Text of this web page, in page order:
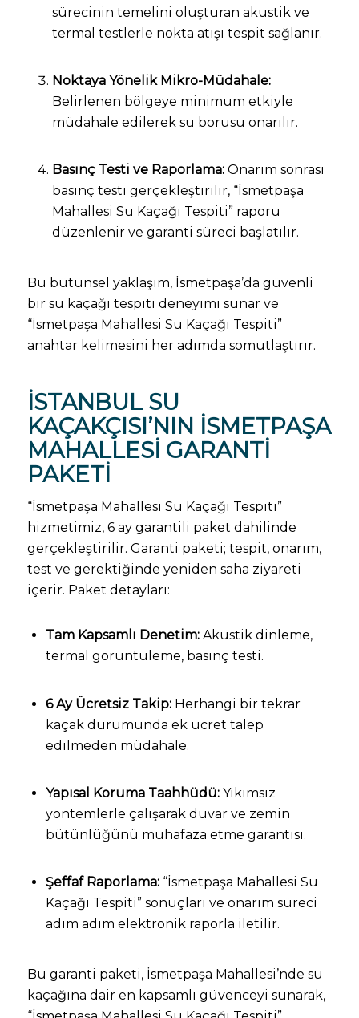
sürecinin temelini oluşturan akustik ve
termal testlerle nokta atışı tespit sağlanır.
Noktaya Yönelik Mikro-Müdahale:
Belirlenen bölgeye minimum etkiyle
müdahale edilerek su borusu onarılır.
Basınç Testi ve Raporlama:Onarım sonrası
basınç testi gerçekleştirilir, “İsmetpaşa
Mahallesi Su Kaçağı Tespiti” raporu
düzenlenir ve garanti süreci başlatılır.
Bu bütünsel yaklaşım, İsmetpaşa’da güvenli
bir su kaçağı tespiti deneyimi sunar ve
“İsmetpaşa Mahallesi Su Kaçağı Tespiti”
anahtar kelimesini her adımda somutlaştırır.
İSTANBUL SU
KAÇAKÇISI’NIN İSMETPAŞA
MAHALLESI GARANTI
PAKETI
“İsmetpaşa Mahallesi Su Kaçağı Tespiti”
hizmetimiz, 6 ay garantili paket dahilinde
gerçekleştirilir. Garanti paketi; tespit, onarım,
test ve gerektiğinde yeniden saha ziyareti
içerir. Paket detayları:
Tam Kapsamlı Denetim:Akustik dinleme,
termal görüntüleme, basınç testi.
6 Ay Ücretsiz Takip:Herhangi bir tekrar
kaçak durumunda ek ücret talep
edilmeden müdahale.
Yapısal Koruma Taahhüdü:Yıkımsız
yöntemlerle çalışarak duvar ve zemin
bütünlüğünü muhafaza etme garantisi.
Şeffaf Raporlama:“İsmetpaşa Mahallesi Su
Kaçağı Tespiti” sonuçları ve onarım süreci
adım adım elektronik raporla iletilir.
Bu garanti paketi, İsmetpaşa Mahallesi’nde su
kaçağına dair en kapsamlı güvenceyi sunarak,